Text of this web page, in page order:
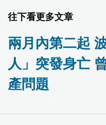
往下看更多文章
兩月內第二起
人」突發身亡
產問題